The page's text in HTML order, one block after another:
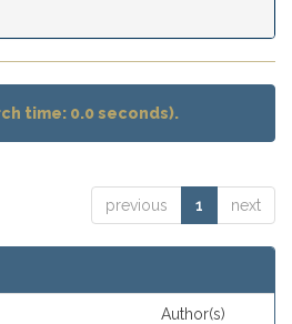
time: 0.0 seconds).
previous 1 next
Author(s)